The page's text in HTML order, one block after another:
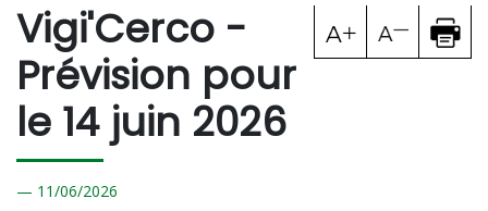
Vigi'Cerco -
Prévision pour
le 14 juin 2026
11/06/2026